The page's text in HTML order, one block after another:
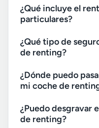
¿Qué incluye el
particulares?
¿Qué tipo de
de renting?
¿Dónde puedo
mi coche de
¿Puedo desgravar
de renting?